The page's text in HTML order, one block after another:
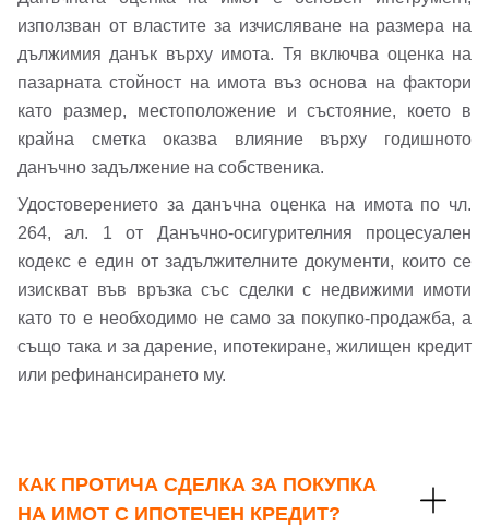
използван от властите за изчисляване на размера на
дължимия данък върху имота. Тя включва оценка на
пазарната стойност на имота въз основа на фактори
като размер, местоположение и състояние, което в
крайна сметка оказва влияние върху годишното
данъчно задължение на собственика.
Удостоверението за данъчна оценка на имота по чл.
264, ал. 1 от Данъчно-осигурителния процесуален
кодекс е един от задължителните документи, които се
изискват във връзка със сделки с недвижими имоти
като то е необходимо не само за покупко-продажба, а
също така и за дарение, ипотекиране, жилищен кредит
или рефинансирането му.
КАК ПРОТИЧА СДЕЛКА ЗА ПОКУПКА
НА ИМОТ С ИПОТЕЧЕН КРЕДИТ?